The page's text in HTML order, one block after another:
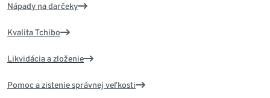
Nápady na darčeky
Kvalita Tchibo
Likvidácia a zloženie
Pomoc a zistenie správnej veľkosti